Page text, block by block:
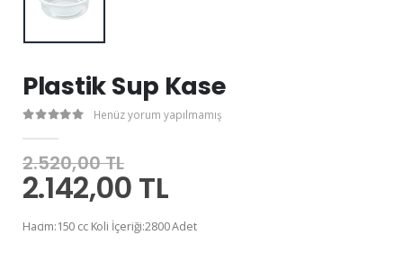
Plastik Sup Kase
Henüz yorum yapılmamış
2.520,00 TL
2.142,00 TL
Hacim:150 cc Koli İçeriği:2800 Adet